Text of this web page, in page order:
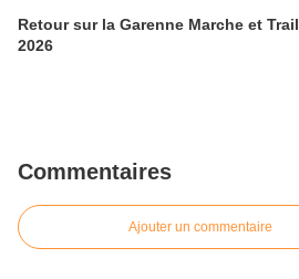
Retour sur la Garenne Marche et Trail
2026
Commentaires
Ajouter un commentaire